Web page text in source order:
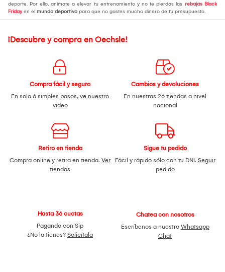
deporte. Por ello, anímate a elevar tu entrenamiento y no te pierdas las rebajas Black
Fridayen el mundo deportivo para que no gastes mucho dinero de tu presupuesto.
¡Descubre y compra en Oechsle!
Compra fácil y seguro
En solo 6 simples pasos, ve nuestro
video
Cambios y devoluciones
En nuestras 26 tiendas a nivel
nacional
Retiro en tienda
Compra online y retira en tienda. Ver
tiendas
Sigue tu pedido
Fácil y rápido sólo con tu DNI. Seguir
pedido
Hasta 36 cuotas
Pagando con Sip
¿No la tienes? Solicítala
Chatea con nosotros
Escríbenos a nuestro Whatsapp
Chat